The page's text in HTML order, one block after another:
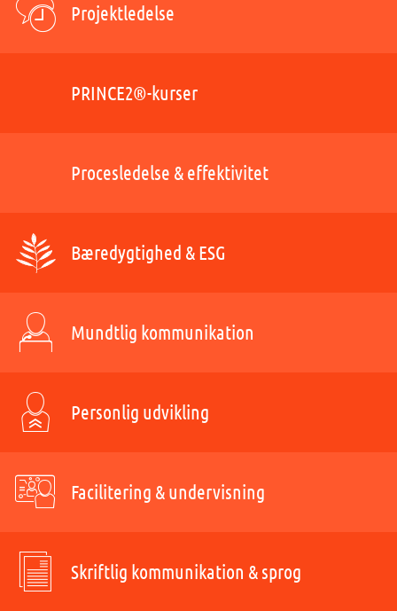
Projektledelse
PRINCE2®-kurser
Procesledelse & effektivitet
Bæredygtighed & ESG
Mundtlig kommunikation
Personlig udvikling
Facilitering & undervisning
Skriftlig kommunikation & sprog